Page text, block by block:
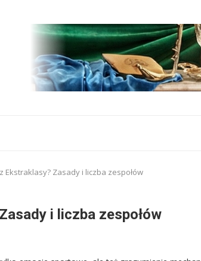
Ekstraklasy? Zasady i liczba zespołów
i liczba zespołów